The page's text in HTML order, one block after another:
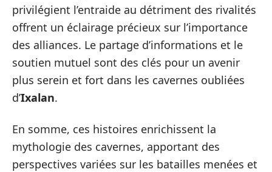
privilégient l’entraide au détriment des rivalités
offrent un éclairage précieux sur l’importance
des alliances. Le partage d’informations et le
soutien mutuel sont des clés pour un avenir
plus serein et fort dans les cavernes oubliées
d’Ixalan.
En somme, ces histoires enrichissent la
mythologie des cavernes, apportant des
perspectives variées sur les batailles menées et